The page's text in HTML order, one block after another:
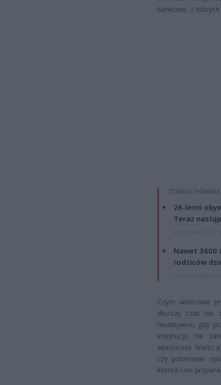
bankowe, z
ZOBACZ
26-letni
Teraz
Nawet 3600
rodziców
Czym właściwie
dłuższy czas
nieaktywne, gdy
instytucji) nie
właściciela. Warto
czy pobieranie
klienta i nie